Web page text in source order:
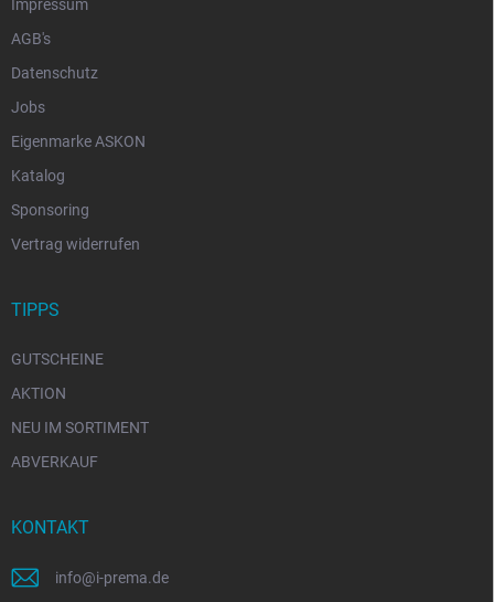
Impressum
AGB's
Datenschutz
Jobs
Eigenmarke ASKON
Katalog
Sponsoring
Vertrag widerrufen
TIPPS
GUTSCHEINE
AKTION
NEU IM SORTIMENT
ABVERKAUF
KONTAKT
info@i-prema.de